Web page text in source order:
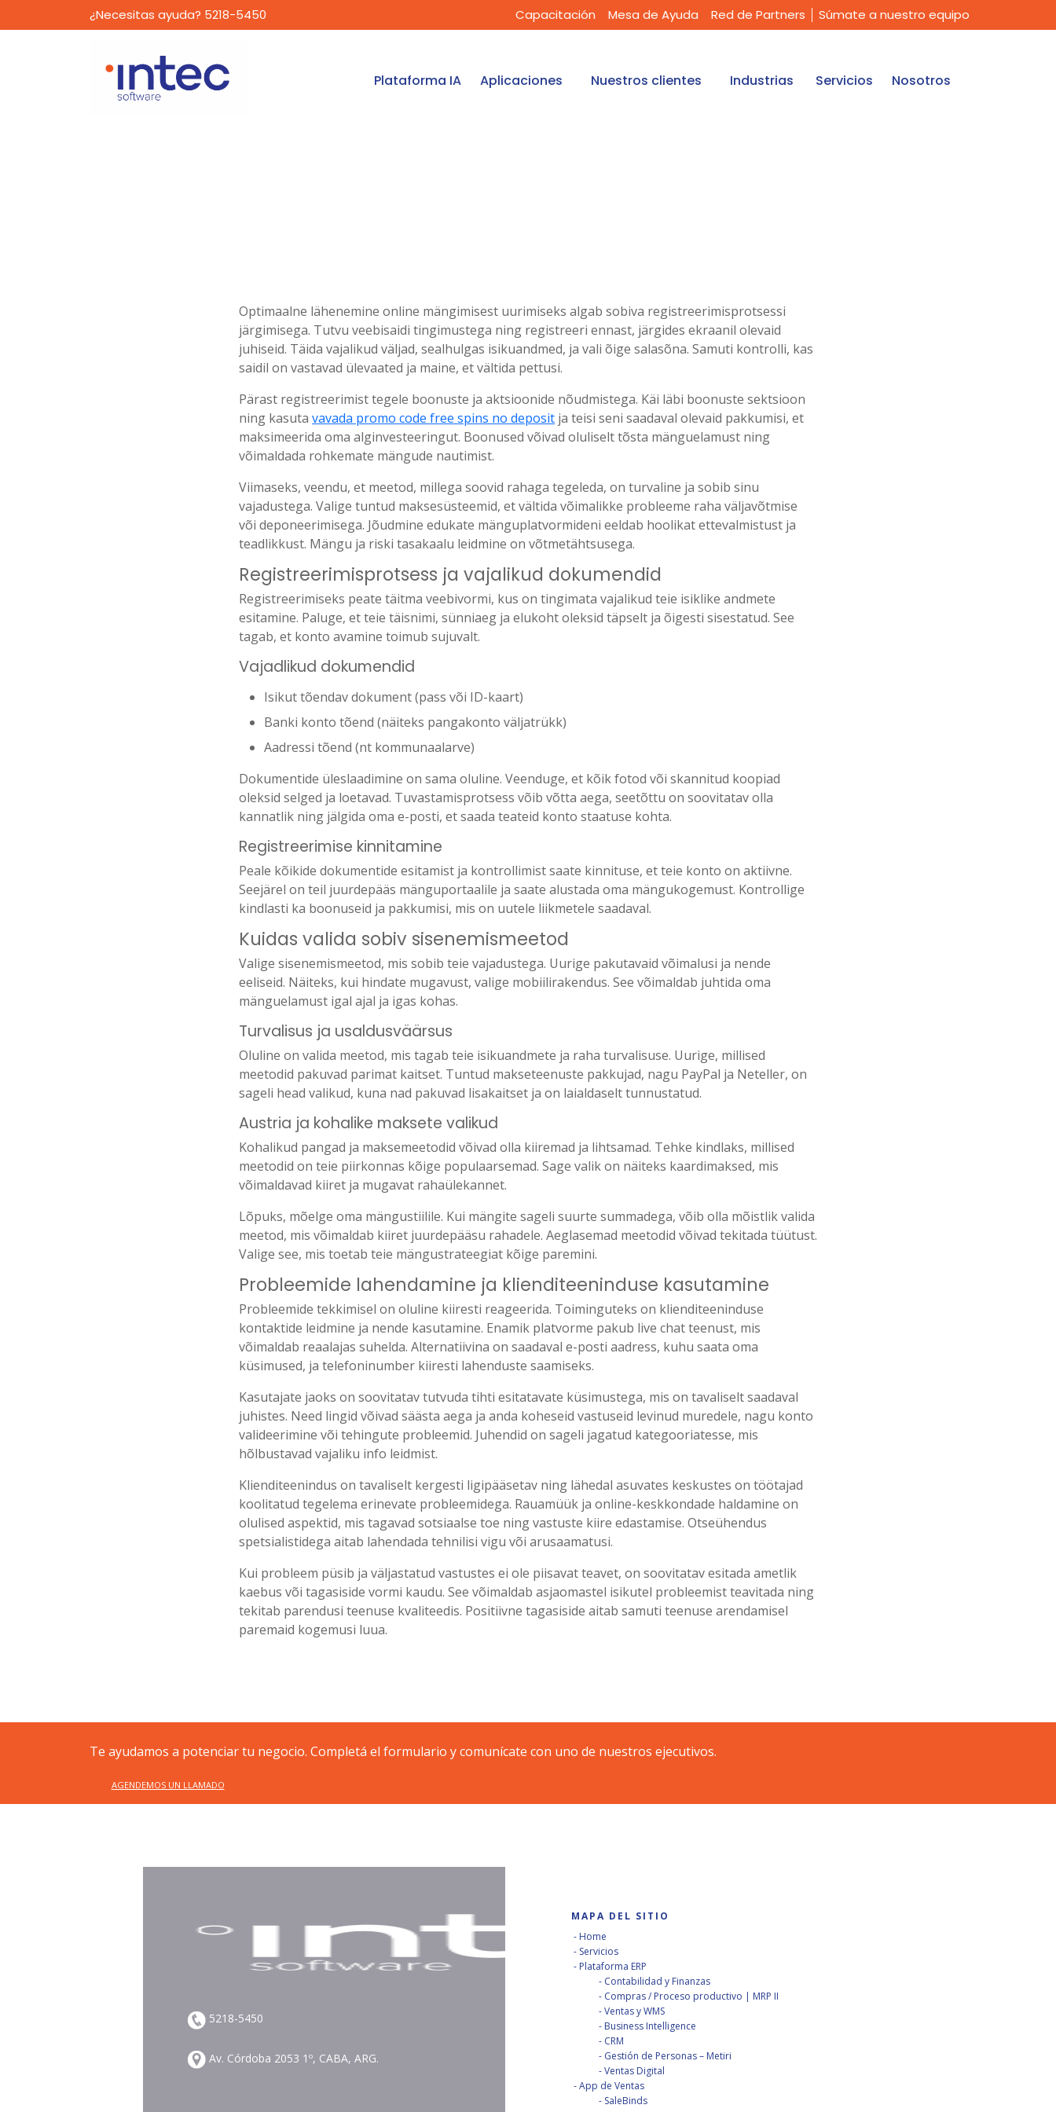
¿Necesitas ayuda? 5218-5450 Capacitación Mesa de Ayuda Red de Partners Súmate a nuestro equipo
Plataforma IA Aplicaciones Nuestros clientes Industrias Servicios Nosotros
Optimaalne lähenemine online mängimisest uurimiseks algab sobiva registreerimisprotsessi
järgimisega. Tutvu veebisaidi tingimustega ning registreeri ennast, järgides ekraanil olevaid
juhiseid. Täida vajalikud väljad, sealhulgas isikuandmed, ja vali õige salasõna. Samuti kontrolli, kas
saidil on vastavad ülevaated ja maine, et vältida pettusi.
Pärast registreerimist tegele boonuste ja aktsioonide nõudmistega. Käi läbi boonuste sektsioon
ning kasuta vavada promo code free spins no deposit ja teisi seni saadaval olevaid pakkumisi, et
maksimeerida oma alginvesteeringut. Boonused võivad oluliselt tõsta mänguelamust ning
võimaldada rohkemate mängude nautimist.
Viimaseks, veendu, et meetod, millega soovid rahaga tegeleda, on turvaline ja sobib sinu
vajadustega. Valige tuntud maksesüsteemid, et vältida võimalikke probleeme raha väljavõtmise
või deponeerimisega. Jõudmine edukate mänguplatvormideni eeldab hoolikat ettevalmistust ja
teadlikkust. Mängu ja riski tasakaalu leidmine on võtmetähtsusega.
Registreerimisprotsess ja vajalikud dokumendid
Registreerimiseks peate täitma veebivormi, kus on tingimata vajalikud teie isiklike andmete
esitamine. Paluge, et teie täisnimi, sünniaeg ja elukoht oleksid täpselt ja õigesti sisestatud. See
tagab, et konto avamine toimub sujuvalt.
Vajadlikud dokumendid
Isikut tõendav dokument (pass või ID-kaart)
Banki konto tõend (näiteks pangakonto väljatrükk)
Aadressi tõend (nt kommunaalarve)
Dokumentide üleslaadimine on sama oluline. Veenduge, et kõik fotod või skannitud koopiad
oleksid selged ja loetavad. Tuvastamisprotsess võib võtta aega, seetõttu on soovitatav olla
kannatlik ning jälgida oma e-posti, et saada teateid konto staatuse kohta.
Registreerimise kinnitamine
Peale kõikide dokumentide esitamist ja kontrollimist saate kinnituse, et teie konto on aktiivne.
Seejärel on teil juurdepääs mänguportaalile ja saate alustada oma mängukogemust. Kontrollige
kindlasti ka boonuseid ja pakkumisi, mis on uutele liikmetele saadaval.
Kuidas valida sobiv sisenemismeetod
Valige sisenemismeetod, mis sobib teie vajadustega. Uurige pakutavaid võimalusi ja nende
eeliseid. Näiteks, kui hindate mugavust, valige mobiilirakendus. See võimaldab juhtida oma
mänguelamust igal ajal ja igas kohas.
Turvalisus ja usaldusväärsus
Oluline on valida meetod, mis tagab teie isikuandmete ja raha turvalisuse. Uurige, millised
meetodid pakuvad parimat kaitset. Tuntud makseteenuste pakkujad, nagu PayPal ja Neteller, on
sageli head valikud, kuna nad pakuvad lisakaitset ja on laialdaselt tunnustatud.
Austria ja kohalike maksete valikud
Kohalikud pangad ja maksemeetodid võivad olla kiiremad ja lihtsamad. Tehke kindlaks, millised
meetodid on teie piirkonnas kõige populaarsemad. Sage valik on näiteks kaardimaksed, mis
võimaldavad kiiret ja mugavat rahaülekannet.
Lõpuks, mõelge oma mängustiilile. Kui mängite sageli suurte summadega, võib olla mõistlik valida
meetod, mis võimaldab kiiret juurdepääsu rahadele. Aeglasemad meetodid võivad tekitada tüütust.
Valige see, mis toetab teie mängustrateegiat kõige paremini.
Probleemide lahendamine ja klienditeeninduse kasutamine
Probleemide tekkimisel on oluline kiiresti reageerida. Toiminguteks on klienditeeninduse
kontaktide leidmine ja nende kasutamine. Enamik platvorme pakub live chat teenust, mis
võimaldab reaalajas suhelda. Alternatiivina on saadaval e-posti aadress, kuhu saata oma
küsimused, ja telefoninumber kiiresti lahenduste saamiseks.
Kasutajate jaoks on soovitatav tutvuda tihti esitatavate küsimustega, mis on tavaliselt saadaval
juhistes. Need lingid võivad säästa aega ja anda koheseid vastuseid levinud muredele, nagu konto
valideerimine või tehingute probleemid. Juhendid on sageli jagatud kategooriatesse, mis
hõlbustavad vajaliku info leidmist.
Klienditeenindus on tavaliselt kergesti ligipääsetav ning lähedal asuvates keskustes on töötajad
koolitatud tegelema erinevate probleemidega. Rauamüük ja online-keskkondade haldamine on
olulised aspektid, mis tagavad sotsiaalse toe ning vastuste kiire edastamise. Otseühendus
spetsialistidega aitab lahendada tehnilisi vigu või arusaamatusi.
Kui probleem püsib ja väljastatud vastustes ei ole piisavat teavet, on soovitatav esitada ametlik
kaebus või tagasiside vormi kaudu. See võimaldab asjaomastel isikutel probleemist teavitada ning
tekitab parendusi teenuse kvaliteedis. Positiivne tagasiside aitab samuti teenuse arendamisel
paremaid kogemusi luua.
Te ayudamos a potenciar tu negocio. Completá el formulario y comunícate con uno de nuestros ejecutivos.
AGENDEMOS UN LLAMADO
5218-5450
Av. Córdoba 2053 1º, CABA, ARG.
MAPA DEL SITIO
Home
Servicios
Plataforma ERP
Contabilidad y Finanzas
Compras / Proceso productivo | MRP II
Ventas y WMS
Business Intelligence
CRM
Gestión de Personas – Metiri
Ventas Digital
App de Ventas
SaleBinds